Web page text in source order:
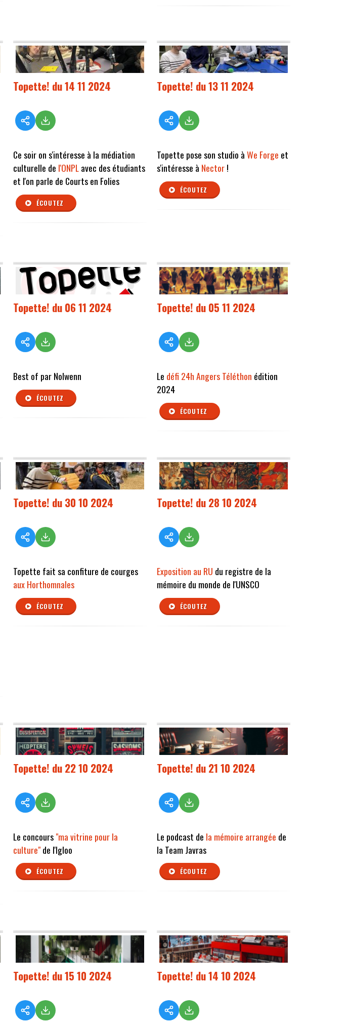
Topette! du 14 11 2024
Ce soir on s'intéresse à la médiation
culturelle de l'ONPLavec des étudiants
et l'on parle de Courts en Folies
ÉCOUTEZ
Topette! du 13 11 2024
Topette pose son studio àWe Forge et
s'intéresse à Nector!
ÉCOUTEZ
Topette! du 06 11 2024
Best of par Nolwenn
ÉCOUTEZ
Topette! du 05 11 2024
Le défi 24h Angers Téléthon édition
2024
ÉCOUTEZ
Topette! du 30 10 2024
Topette fait sa confiture de courges
aux Horthomnales
ÉCOUTEZ
Topette! du 28 10 2024
Exposition au RU du registre de la
mémoire du monde de l'UNSCO
ÉCOUTEZ
Topette! du 22 10 2024
Le concours"ma vitrine pour la
culture"de l'Igloo
ÉCOUTEZ
Topette! du 21 10 2024
Le podcast de la mémoire arrangée de
la Team Javras
ÉCOUTEZ
Topette! du 15 10 2024 Topette! du 14 10 2024